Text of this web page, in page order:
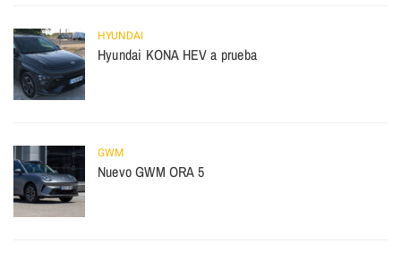
HYUNDAI
Hyundai KONA HEV a prueba
GWM
Nuevo GWM ORA 5